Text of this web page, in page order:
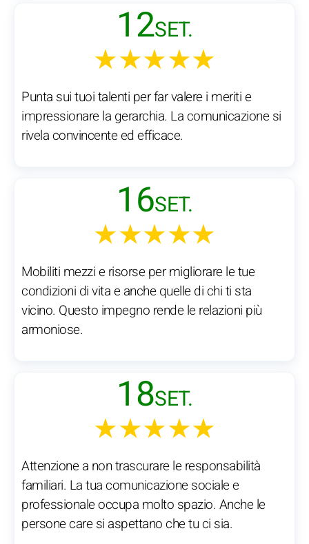
12SET.
★★★★★
Punta sui tuoi talenti per far valere i meriti e
impressionare la gerarchia. La comunicazione si
rivela convincente ed efficace.
16SET.
★★★★★
Mobiliti mezzi e risorse per migliorare le tue
condizioni di vita e anche quelle di chi ti sta
vicino. Questo impegno rende le relazioni più
armoniose.
18SET.
★★★★★
Attenzione a non trascurare le responsabilità
familiari. La tua comunicazione sociale e
professionale occupa molto spazio. Anche le
persone care si aspettano che tu ci sia.